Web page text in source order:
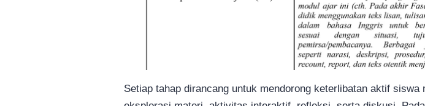
Setiap tahap dirancang untuk mendorong keterlibatan aktif siswa